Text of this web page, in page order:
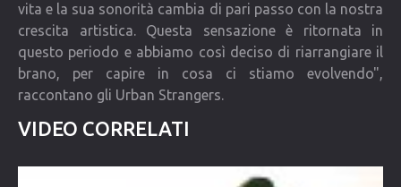
vita e la sua sonorità cambia di pari passo con la nostra
crescita artistica. Questa sensazione è ritornata in
questo periodo e abbiamo così deciso di riarrangiare il
brano, per capire in cosa ci stiamo evolvendo",
raccontano gli Urban Strangers.
VIDEO CORRELATI